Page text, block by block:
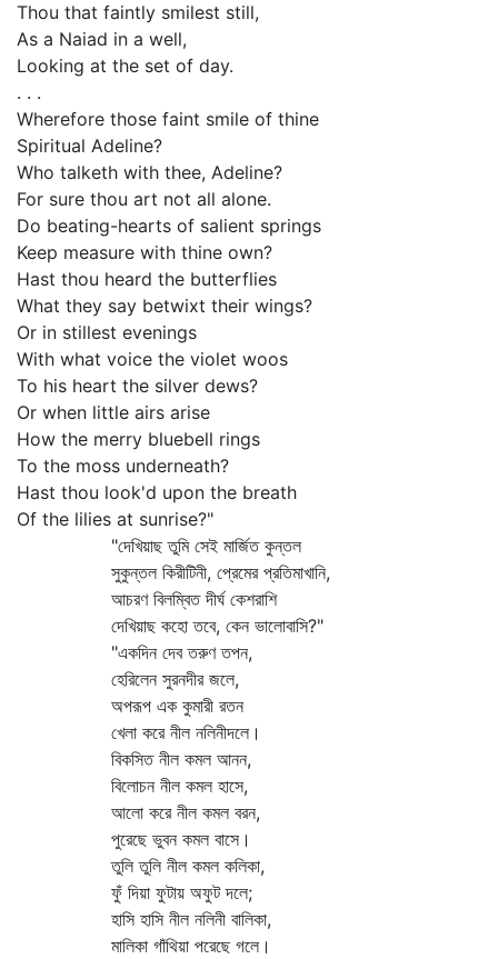
Thou that faintly smilest still,
As a Naiad in a well,
Looking at the set of day.
. . .
Wherefore those faint smile of thine
Spiritual Adeline?
Who talketh with thee, Adeline?
For sure thou art not all alone.
Do beating-hearts of salient springs
Keep measure with thine own?
Hast thou heard the butterflies
What they say betwixt their wings?
Or in stillest evenings
With what voice the violet woos
To his heart the silver dews?
Or when little airs arise
How the merry bluebell rings
To the moss underneath?
Hast thou look'd upon the breath
Of the lilies at sunrise?"
"দেখিয়াছ তুমি সেই মার্জিত কুন্তল
সুকুন্তল কিরীটিনী, প্রেমের প্রতিমাখানি,
আচরণ বিলম্বিত দীর্ঘ কেশরাশি
দেখিয়াছ কহো তবে, কেন ভালোবাসি?"
"একদিন দেব তরুণ তপন,
হেরিলেন সুরনদীর জলে,
অপরূপ এক কুমারী রতন
খেলা করে নীল নলিনীদলে।
বিকসিত নীল কমল আনন,
বিলোচন নীল কমল হাসে,
আলো করে নীল কমল বরন,
পুরেছে ভুবন কমল বাসে।
তুলি তুলি নীল কমল কলিকা,
ফুঁ দিয়া ফুটায় অফুট দলে;
হাসি হাসি নীল নলিনী বালিকা,
মালিকা গাঁথিয়া পরেছে গলে।